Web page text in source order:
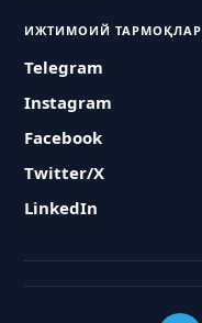
ИЖТИМОИЙ ТАРМОҚЛАР
Telegram
Instagram
Facebook
Twitter/X
LinkedIn